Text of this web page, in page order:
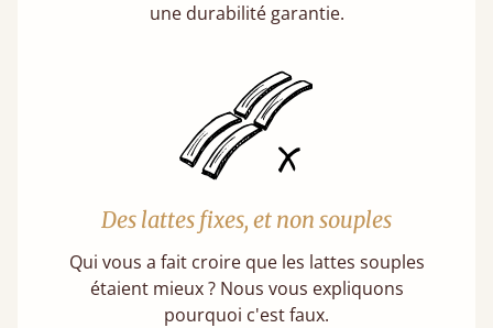
une durabilité garantie.
Des lattes fixes, et non souples
Qui vous a fait croire que les lattes souples
étaient mieux ? Nous vous expliquons
pourquoi c'est faux.